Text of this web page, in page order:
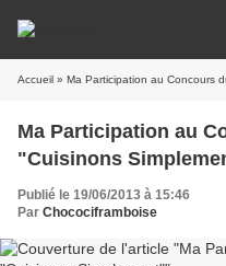
Accueil » Ma Participation au Concours
Ma Participation au
"Cuisinons
Publié le 19/06/2013 à 15:46
Par Chocociframboise